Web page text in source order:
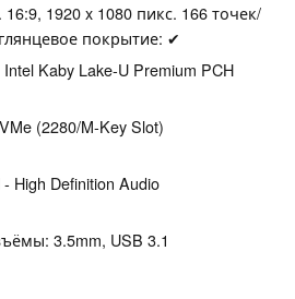
1920 x 1080 пикс. 166 точек/
покрытие: ✔
Intel Kaby Lake-U Premium PCH
(2280/​M-Key Slot)
High Definition Audio
3.5mm, USB 3.1